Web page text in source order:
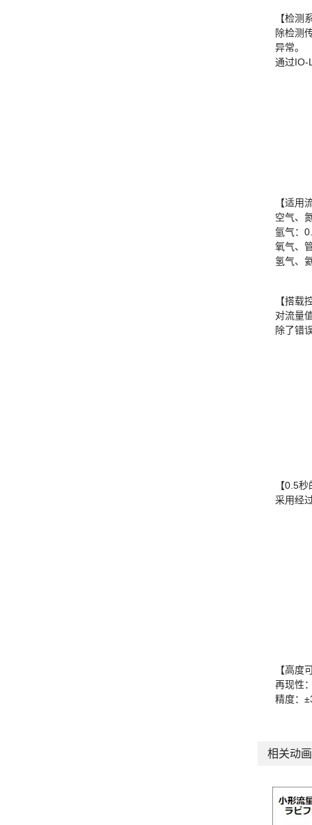
【检测
除检测
异常。
通过IO-
【适用
空气、
氩气：
氧气、
氢气、
【搭载
对流量
除了错
【0.5
采用经
【高度
再现性
精度：
相关动画